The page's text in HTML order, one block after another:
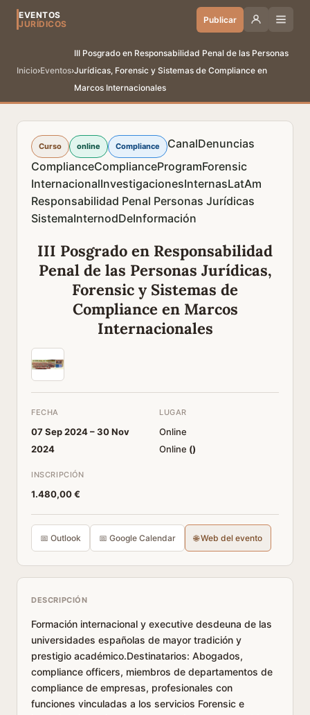
EVENTOS
JURÍDICOS
Publicar
Inicio›Eventos›
III Posgrado en Responsabilidad Penal de las Personas
Jurídicas, Forensic y Sistemas de Compliance en
Marcos Internacionales
Curso online Compliance
CanalDenuncias
ComplianceComplianceProgramForensic
InternacionalInvestigacionesInternasLatAm
Responsabilidad Penal Personas Jurídicas
SistemaInternodDeInformación
III Posgrado en Responsabilidad
Penal de las Personas Jurídicas,
Forensic y Sistemas de
Compliance en Marcos
Internacionales
FECHA
07 Sep 2024 –30 Nov
2024
LUGAR
Online
Online ()
INSCRIPCIÓN
1.480,00 €
📅 Outlook 📅 Google Calendar 🌐 Web del evento
DESCRIPCIÓN
Formación internacional y executive desdeuna de las
universidades españolas de mayor tradición y
prestigio académico.Destinatarios: Abogados,
compliance officers, miembros de departamentos de
compliance de empresas, profesionales con
funciones vinculadas a los servicios Forensic e